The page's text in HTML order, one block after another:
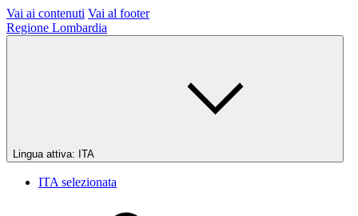
Vai ai contenuti Vai al footer
Regione Lombardia
Lingua attiva: ITA
ITA selezionata